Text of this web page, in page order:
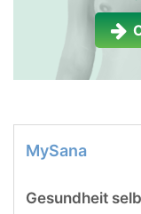
MySana
Gesundheit